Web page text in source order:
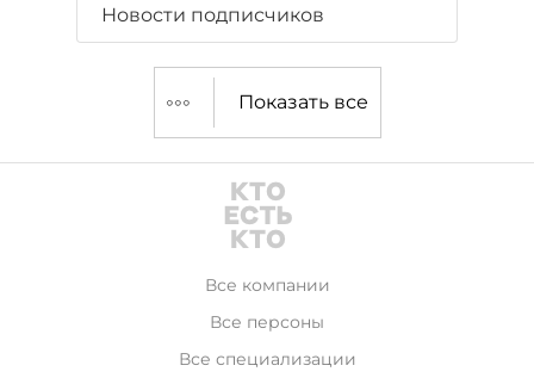
Новости подписчиков
Показать все
Все компании
Все персоны
Все специализации